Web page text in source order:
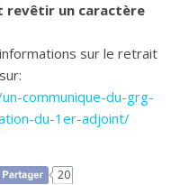
revêtir un caractère
sur le retrait
communique-du-grg-
du-1er-adjoint/
20